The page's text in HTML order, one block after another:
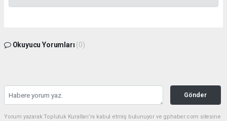
Okuyucu Yorumları (0)
Gönder
Yorum yazarak Topluluk Kuralları’nı kabul etmiş bulunuyor ve gphaber.com sitesine